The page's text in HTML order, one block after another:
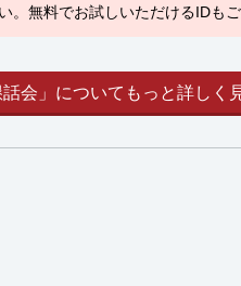
無料でお試しいただけるIDも
会」についてもっと詳しく